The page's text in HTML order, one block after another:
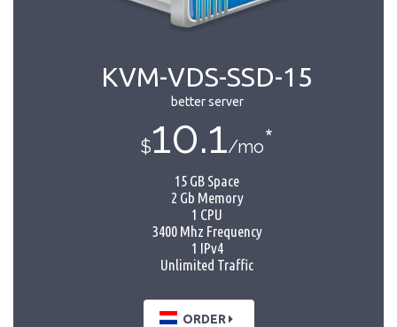
KVM-VDS-SSD-15
better server
$10.1/mo*
15 GB Space
2 Gb Memory
1 CPU
3400 Mhz Frequency
1 IPv4
Unlimited Traffic
ORDER